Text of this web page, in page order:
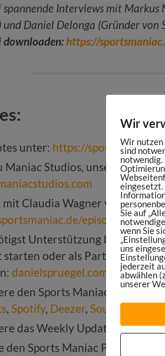
spannende Interviews mit
und Daniel Delonga (Gründer von
downloaden:https://
unter: https://
Maniac Studios, unserem
mit Claudia Wagner von der
episode142
Unterstützung bei deinem
starten oder als Partner im
danielspruegel.com
den Sports Maniac Podcast
, Spotify, Deezer, Soundcloud
das Weekly Update:
den Sports Maniac Podcast:
Wir
Wir nutzen
sind
eingesetzt.
Sie auf
wenn Sie
uns
jederzeit
abwählen
unserer